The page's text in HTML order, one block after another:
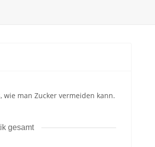
wie man Zucker vermeiden kann.
gesamt